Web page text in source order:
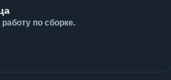
по сборке.